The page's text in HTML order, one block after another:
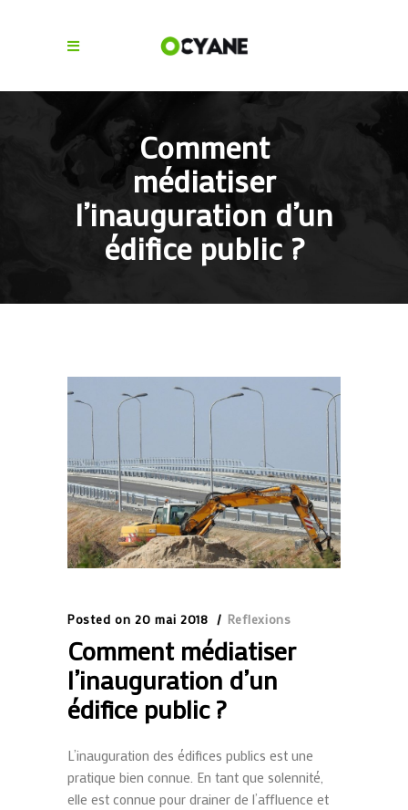
Comment
médiatiser
l’inauguration d’un
édifice public ?
Posted on 20 mai 2018 Reflexions
Comment médiatiser
l’inauguration d’un
édifice public ?
L’inauguration des édifices publics est une
pratique bien connue. En tant que solennité,
elle est connue pour drainer de l’affluence et